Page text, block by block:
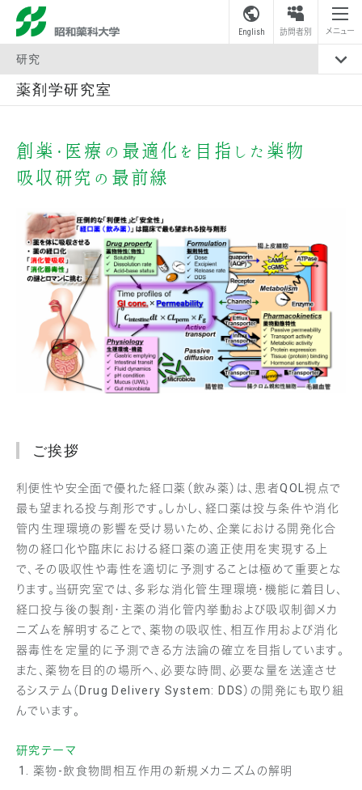
English 訪問者別 メニュー
薬剤学研究室
創薬・医療の最適化を目指した薬物
吸収研究の最前線
ご挨拶
利便性や安全面で優れた経口薬（飲み薬）は、患者QOL視点で
最も望まれる投与剤形です。しかし、経口薬は投与条件や消化
管内生理環境の影響を受け易いため、企業における開発化合
物の経口化や臨床における経口薬の適正使用を実現する上
で、その吸収性や毒性を適切に予測することは極めて重要とな
ります。当研究室では、多彩な消化管生理環境・機能に着目し、
経口投与後の製剤・主薬の消化管内挙動および吸収制御メカ
ニズムを解明することで、薬物の吸収性、相互作用および消化
器毒性を定量的に予測できる方法論の確立を目指しています。
また、薬物を目的の場所へ、必要な時間、必要な量を送達させ
るシステム（Drug Delivery System: DDS）の開発にも取り組
んでいます。
研究テーマ
薬物-飲食物間相互作用の新規メカニズムの解明
研究